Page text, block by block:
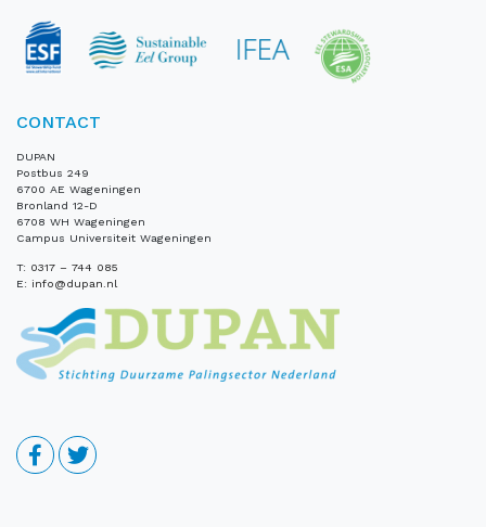
CONTACT
DUPAN
Postbus 249
6700 AE Wageningen
Bronland 12-D
6708 WH Wageningen
Campus Universiteit Wageningen
T: 0317 – 744 085
E: info@dupan.nl